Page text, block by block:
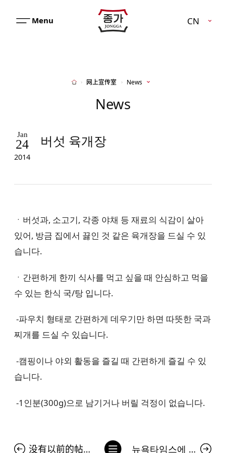
JJONGGA
메
CN
Home网上宣传室 News
News
Jan
24
2014
버섯 육개장
ㆍ버섯과, 소고기, 각종 야채 등 재료의 식감이 살아
있어, 방금 집에서 끓인 것 같은 육개장을 드실 수 있
습니다.
ㆍ간편하게 한끼 식사를 먹고 싶을 때 안심하고 먹을
수 있는 한식 국/탕 입니다.
-파우치 형태로 간편하게 데우기만 하면 따뜻한 국과
찌개를 드실 수 있습니다.
-캠핑이나 야외 활동을 즐길 때 간편하게 즐길 수 있
습니다.
-1인분(300g)으로 남기거나 버릴 걱정이 없습니다.
没有以前的帖子。 뉴욕타임스에 등장한 김치 광고…서경덕 "中 김치 공정에 팩트로 대응"
列